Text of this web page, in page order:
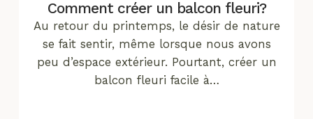
Comment créer un balcon fleuri?
Au retour du printemps, le désir de nature
se fait sentir, même lorsque nous avons
peu d’espace extérieur. Pourtant, créer un
balcon fleuri facile à…